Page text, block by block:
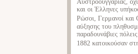
Αυστροουγγαρίας,
και οι Έλληνες
Ρώσοι, Γερμανοί και
αύξησης του
παραδουνάβιες
1882 κατοικούσαν